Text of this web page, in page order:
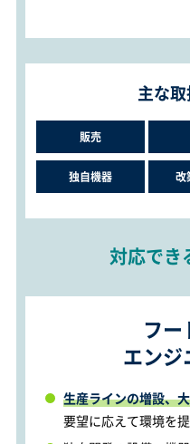
主な
販売
独自機器 改
対応でき
フー
エンジ
生産ラインの増設、
要望に応えて環境を